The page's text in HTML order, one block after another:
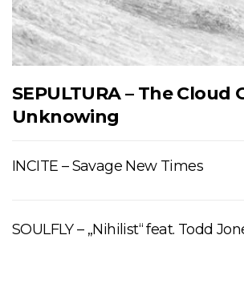
SEPULTURA – The Cloud
Unknowing
INCITE – Savage New Times
SOULFLY – „Nihilist“ feat. Todd